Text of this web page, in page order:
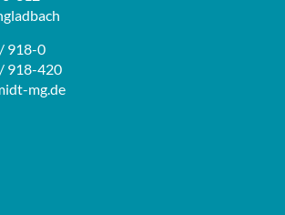
918-0
918-420
mg.de